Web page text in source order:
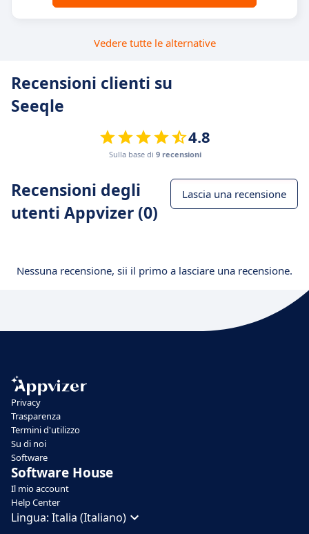
Vedere tutte le alternative
Recensioni clienti su
Seeqle
4.8
Sulla base di 9 recensioni
Recensioni degli
utenti Appvizer (0)
Lascia una recensione
Nessuna recensione, sii il primo a lasciare una recensione.
Privacy
Trasparenza
Termini d'utilizzo
Su di noi
Software
Software House
Il mio account
Help Center
Lingua: Italia (Italiano)